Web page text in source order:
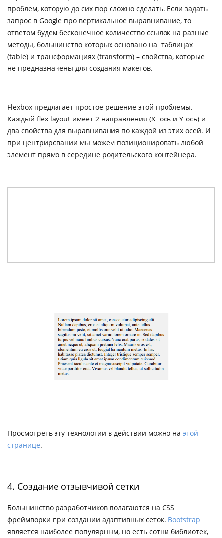
проблем, которую до сих пор сложно сделать. Если задать
запрос в Google про вертикальное выравнивание, то
ответом будем бесконечное количество ссылок на разные
методы, большинство которых основано на таблицах
(table) и трансформациях (transform) – свойства, которые
не предназначены для создания макетов.
Flexbox предлагает простое решение этой проблемы.
Каждый flex layout имеет 2 направления (X- ось и Y-ось) и
два свойства для выравнивания по каждой из этих осей. И
при центрировании мы можем позиционировать любой
элемент прямо в середине родительского контейнера.
Просмотреть эту технологии в действии можно на этой
странице.
4. Создание отзывчивой сетки
Большинство разработчиков полагаются на CSS
фреймворки при создании адаптивных сеток. Bootstrap
является наиболее популярным, но есть сотни библиотек,